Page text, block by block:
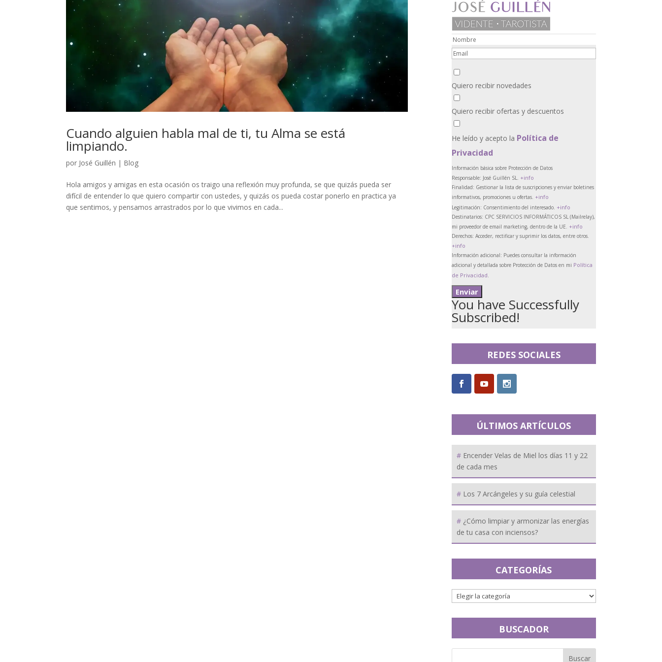
Cuando alguien habla mal de ti, tu Alma se está
limpiando.
por José Guillén | Blog
Hola amigos y amigas en esta ocasión os traigo una reflexión muy profunda, se que quizás pueda ser
difícil de entender lo que quiero compartir con ustedes, y quizás os pueda costar ponerlo en practica ya
que sentimos, y pensamos arrastrados por lo que vivimos en cada...
Quiero recibir novedades
Quiero recibir ofertas y descuentos
He leído y acepto la Política de
Privacidad
Información básica sobre Protección de Datos
Responsable: José Guillén SL. +info
Finalidad: Gestionar la lista de suscripciones y enviar boletines
informativos, promociones u ofertas. +info
Legitimación: Consentimiento del interesado. +info
Destinatarios: CPC SERVICIOS INFORMÁTICOS SL (Mailrelay),
mi proveedor de email marketing, dentro de la UE. +info
Derechos: Acceder, rectificar y suprimir los datos, entre otros.
+info
Información adicional: Puedes consultar la información
adicional y detallada sobre Protección de Datos en mi Política
de Privacidad.
You have Successfully
Subscribed!
REDES SOCIALES
ÚLTIMOS ARTÍCULOS
Encender Velas de Miel los días 11 y 22
de cada mes
Los 7 Arcángeles y su guía celestial
¿Cómo limpiar y armonizar las energías
de tu casa con inciensos?
CATEGORÍAS
BUSCADOR